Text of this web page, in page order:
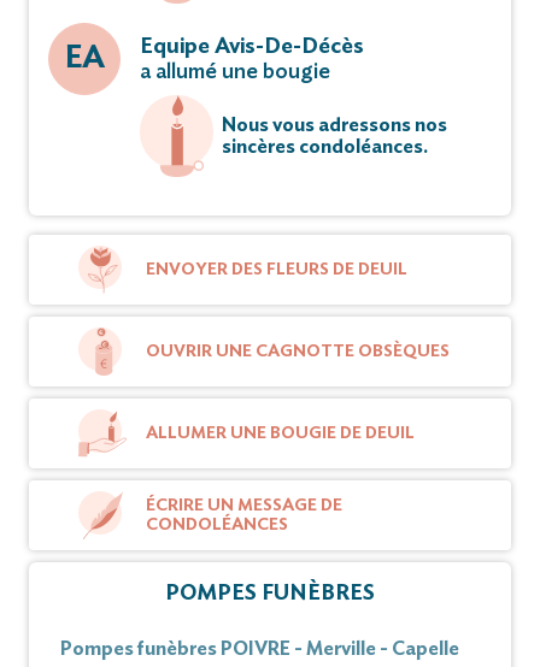
Serge BEAUSSART, son époux ;
Sylvie et Pascal BEAUSSART-WAZÉ,
Jules,
Eléonore et Adrien,
Florence BEAUSSART et Jean-Claude ROSADA,
Maxence
Jérôme et Amélie BEAUSSART-DUHAMEL,
Guillaume et Delphine BEAUSSART-LOGEZ,
Louise,
Clémence, ses enfants et petits-enfants ;
Marie-Jeanne †, Agnès †, Chantal, ses soeurs ;
EA
Equipe Avis-De-Décès
a allumé une bougie
Nous vous adressons nos
sincères condoléances.
ENVOYER DES FLEURS DE DEUIL
OUVRIR UNE CAGNOTTE OBSÈQUES
ALLUMER UNE BOUGIE DE DEUIL
ÉCRIRE UN MESSAGE DE
CONDOLÉANCES
POMPES FUNÈBRES
Pompes funèbres POIVRE - Merville - Capelle